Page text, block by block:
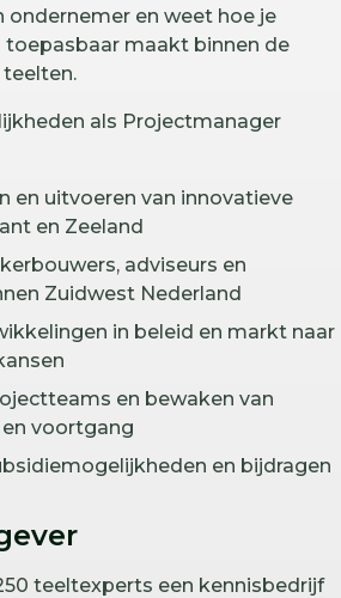
ondernemer en weet hoe je
toepasbaar maakt binnen de
als Projectmanager
en uitvoeren van innovatieve
en Zeeland
adviseurs en
Zuidwest Nederland
in beleid en markt naar
en bewaken van
voortgang
en bijdragen
teeltexperts een kennisbedrijf